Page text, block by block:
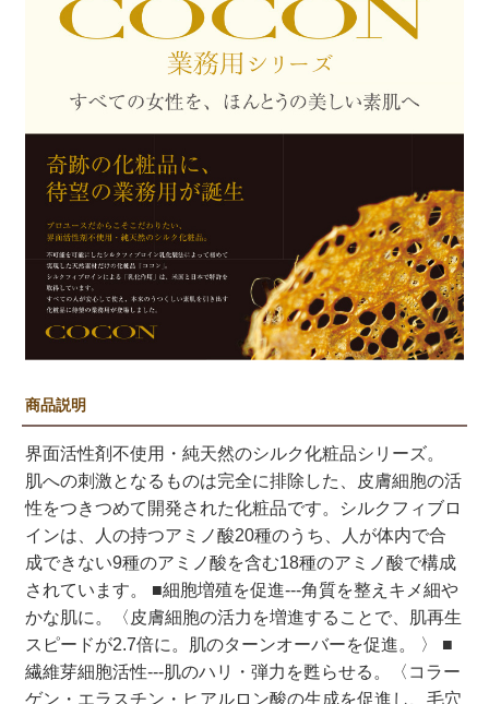
商品説明
界面活性剤不使用・純天然のシルク化粧品シリーズ。
肌への刺激となるものは完全に排除した、皮膚細胞の活
性をつきつめて開発された化粧品です。シルクフィブロ
インは、人の持つアミノ酸20種のうち、人が体内で合
成できない9種のアミノ酸を含む18種のアミノ酸で構成
されています。 ■細胞増殖を促進---角質を整えキメ細や
かな肌に。〈皮膚細胞の活力を増進することで、肌再生
スピードが2.7倍に。肌のターンオーバーを促進。 〉 ■
繊維芽細胞活性---肌のハリ・弾力を甦らせる。〈コラー
ゲン・エラスチン・ヒアルロン酸の生成を促進し、毛穴